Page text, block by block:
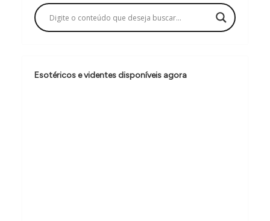
ç
ã
d
Esotéricos e videntes disponíveis agora